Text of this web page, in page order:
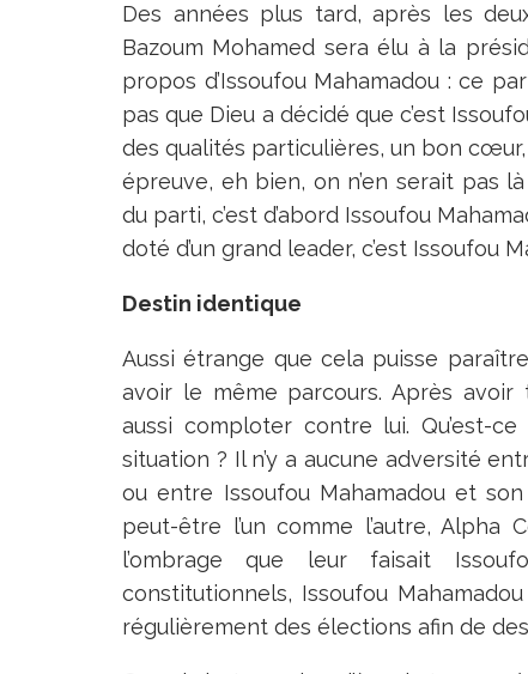
Des années plus tard, après les
Bazoum Mohamed sera élu à la
propos d’Issoufou Mahamadou : ce
pas que Dieu a décidé que c’est
des qualités particulières, un bon
épreuve, eh bien, on n’en serait pas
du parti, c’est d’abord Issoufou
doté d’un grand leader, c’est Issoufou
Destin identique
Aussi étrange que cela puisse
avoir le même parcours. Après avoir
aussi comploter contre lui. Qu’est-
situation ? Il n’y a aucune adversité
ou entre Issoufou Mahamadou et
peut-être l’un comme l’autre,
l’ombrage que leur faisait
constitutionnels, Issoufou
régulièrement des élections afin de